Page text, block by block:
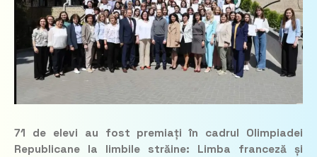
71 de elevi au fost premiați în cadrul Olimpiadei
Republicane la limbile străine: Limba franceză și